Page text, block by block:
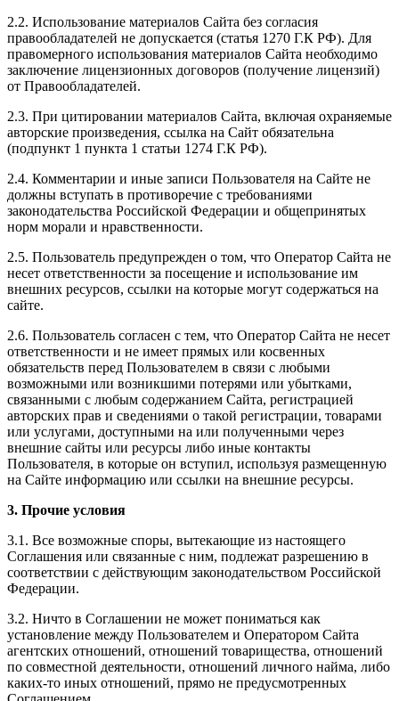
2.2. Использование материалов Сайта без согласия
правообладателей не допускается (статья 1270 Г.К РФ). Для
правомерного использования материалов Сайта необходимо
заключение лицензионных договоров (получение лицензий)
от Правообладателей.
2.3. При цитировании материалов Сайта, включая охраняемые
авторские произведения, ссылка на Сайт обязательна
(подпункт 1 пункта 1 статьи 1274 Г.К РФ).
2.4. Комментарии и иные записи Пользователя на Сайте не
должны вступать в противоречие с требованиями
законодательства Российской Федерации и общепринятых
норм морали и нравственности.
2.5. Пользователь предупрежден о том, что Оператор Сайта не
несет ответственности за посещение и использование им
внешних ресурсов, ссылки на которые могут содержаться на
сайте.
2.6. Пользователь согласен с тем, что Оператор Сайта не несет
ответственности и не имеет прямых или косвенных
обязательств перед Пользователем в связи с любыми
возможными или возникшими потерями или убытками,
связанными с любым содержанием Сайта, регистрацией
авторских прав и сведениями о такой регистрации, товарами
или услугами, доступными на или полученными через
внешние сайты или ресурсы либо иные контакты
Пользователя, в которые он вступил, используя размещенную
на Сайте информацию или ссылки на внешние ресурсы.
3. Прочие условия
3.1. Все возможные споры, вытекающие из настоящего
Соглашения или связанные с ним, подлежат разрешению в
соответствии с действующим законодательством Российской
Федерации.
3.2. Ничто в Соглашении не может пониматься как
установление между Пользователем и Оператором Сайта
агентских отношений, отношений товарищества, отношений
по совместной деятельности, отношений личного найма, либо
каких-то иных отношений, прямо не предусмотренных